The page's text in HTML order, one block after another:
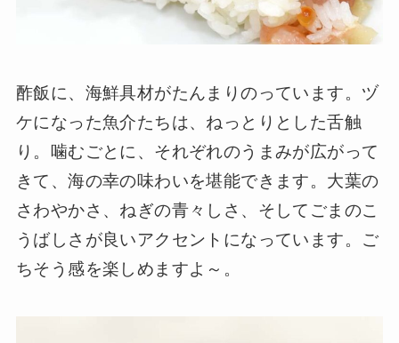
酢飯に、海鮮具材がたんまりのっています。ヅ
ケになった魚介たちは、ねっとりとした舌触
り。噛むごとに、それぞれのうまみが広がって
きて、海の幸の味わいを堪能できます。大葉の
さわやかさ、ねぎの青々しさ、そしてごまのこ
うばしさが良いアクセントになっています。ご
ちそう感を楽しめますよ～。